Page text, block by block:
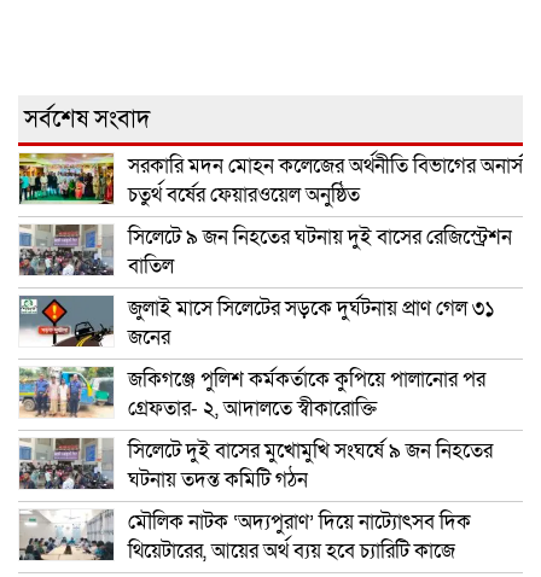
সর্বশেষ সংবাদ
সরকারি মদন মোহন কলেজের অর্থনীতি বিভাগের অনার্স
চতুর্থ বর্ষের ফেয়ারওয়েল অনুষ্ঠিত
সিলেটে ৯ জন নিহতের ঘটনায় দুই বাসের রেজিস্ট্রেশন
বাতিল
জুলাই মাসে সিলেটের সড়কে দুর্ঘটনায় প্রাণ গেল ৩১
জনের
জকিগঞ্জে পুলিশ কর্মকর্তাকে কুপিয়ে পালানোর পর
গ্রেফতার- ২, আদালতে স্বীকারোক্তি
সিলেটে দুই বাসের মুখোমুখি সংঘর্ষে ৯ জন নিহতের
ঘটনায় তদন্ত কমিটি গঠন
মৌলিক নাটক ‘অদ্যপুরাণ’ দিয়ে নাট্যোৎসব দিক
থিয়েটারের, আয়ের অর্থ ব্যয় হবে চ্যারিটি কাজে